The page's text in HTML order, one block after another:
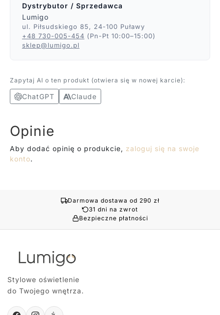
Dystrybutor / Sprzedawca
Lumigo
ul. Piłsudskiego 85, 24-100 Puławy
+48 730-005-454 (Pn-Pt 10:00–15:00)
sklep@lumigo.pl
Zapytaj AI o ten produkt (otwiera się w nowej karcie):
ChatGPT Claude
Opinie
Aby dodać opinię o produkcie, zaloguj się na swoje
konto.
Darmowa dostawa od 290 zł
31 dni na zwrot
Bezpieczne płatności
Stylowe oświetlenie
do Twojego wnętrza.